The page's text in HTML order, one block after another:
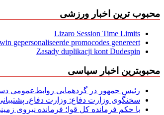
محبوب ترین اخبار ورزشی
Lizaro Session Time Limits
gepersonaliseerde promocodes genereert
Zasady duplikacji kont Dudespin
محبوبترین اخبار سیاسی
رئیس جمهور در گردهمایی روابط‌عمومی
سخنگوی وزارت دفاع: وزارت دفاع،
با حکم فرمانده کل قوا؛ فرمانده نیروی